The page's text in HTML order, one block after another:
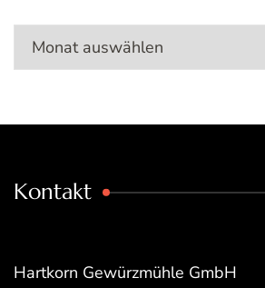
Archives
Kontakt
Hartkorn Gewürzmühle GmbH